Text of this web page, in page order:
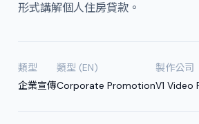
形式講解個人住房貸款。
類型
企業宣傳
類型 (EN)
Corporate Promotion
製作公司
V1 Video